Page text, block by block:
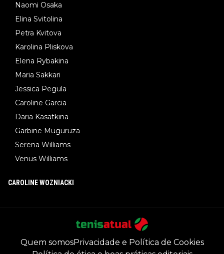
Naomi Osaka
Elina Svitolina
Petra Kvitova
Karolina Pliskova
Elena Rybakina
Maria Sakkari
Jessica Pegula
Caroline Garcia
Daria Kasatkina
Garbine Muguruza
Serena Williams
Venus Williams
CAROLINE WOZNIACKI
Quem somosPrivacidade e Política de Cookies